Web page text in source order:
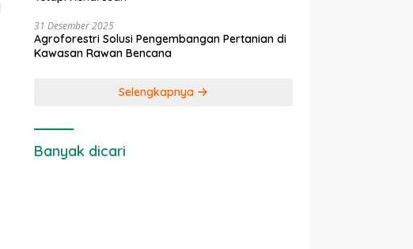
31 Desember 2025
Agroforestri Solusi Pengembangan Pertanian di
Kawasan Rawan Bencana
Selengkapnya
Banyak dicari